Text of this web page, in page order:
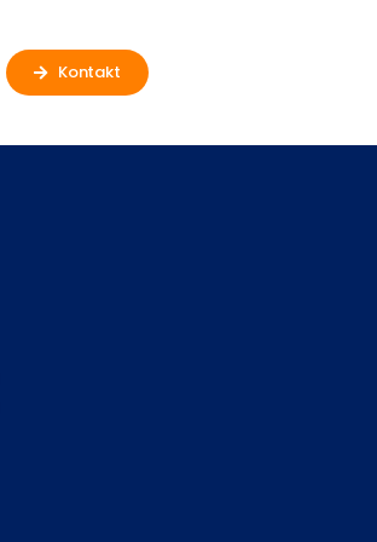
Kontakt